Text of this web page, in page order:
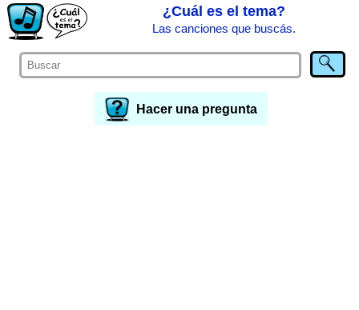
¿Cuál es el tema?
Las canciones que buscás.
Hacer una pregunta